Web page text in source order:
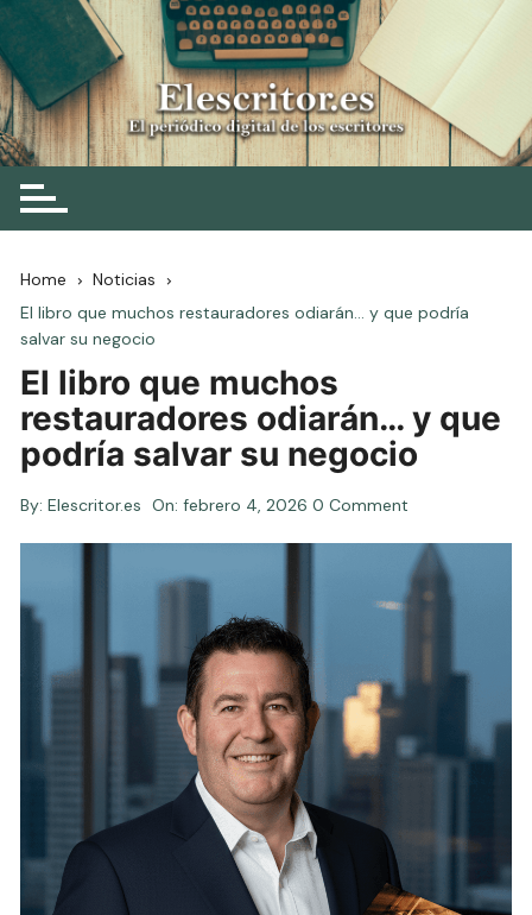
Skip
to
content
Elescritor.es
El periódico digital de los escritores
Home
Noticias
El libro que muchos restauradores odiarán… y que podría
salvar su negocio
El libro que muchos
restauradores odiarán… y que
podría salvar su negocio
By: Elescritor.es On:febrero 4, 2026 0 Comment